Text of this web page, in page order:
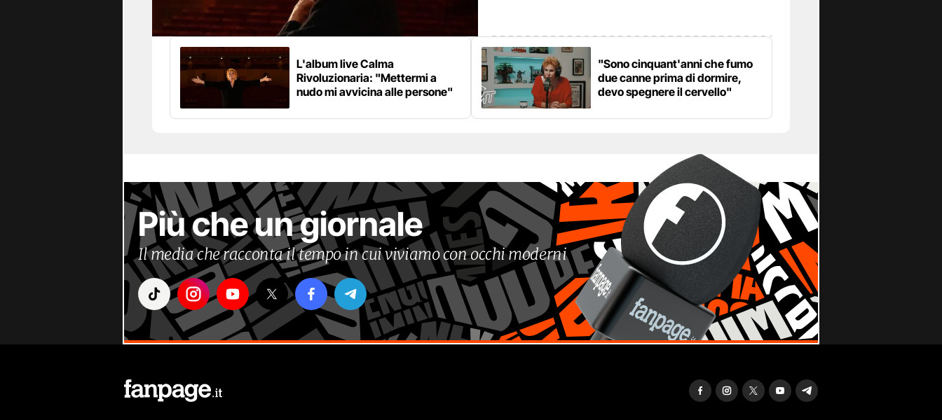
L'album live Calma
Rivoluzionaria: "Mettermi a
nudo mi avvicina alle persone"
"Sono cinquant'anni che fumo
due canne prima di dormire,
devo spegnere il cervello"
Più che un giornale
Il media che racconta il tempo in cui viviamo con occhi moderni